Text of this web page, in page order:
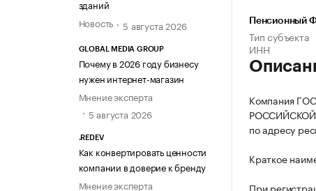
зданий
Новость
5 августа 2026
GLOBAL MEDIA GROUP
Почему в 2026 году бизнесу
нужен интернет-магазин
Мнение эксперта
5 августа 2026
.REDEV
Как конвертировать ценности
компании в доверие к бренду
Мнение эксперта
Пенсионный
Тип субъекта
ИНН
Компания
РОССИЙСКОЙ
по адресу
Краткое
При